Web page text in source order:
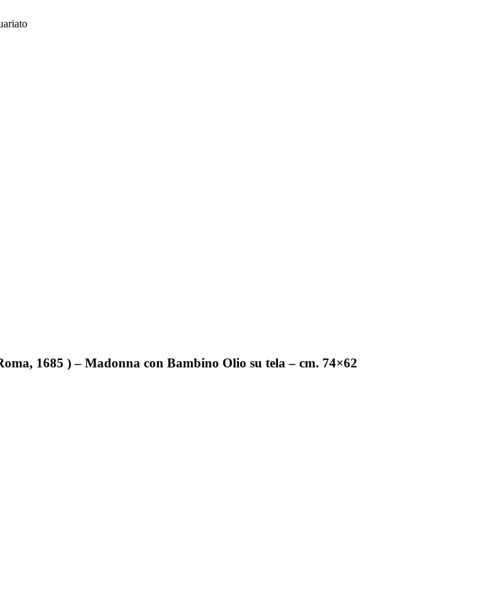
1685 ) – Madonna con Bambino Olio su tela – cm. 74×62